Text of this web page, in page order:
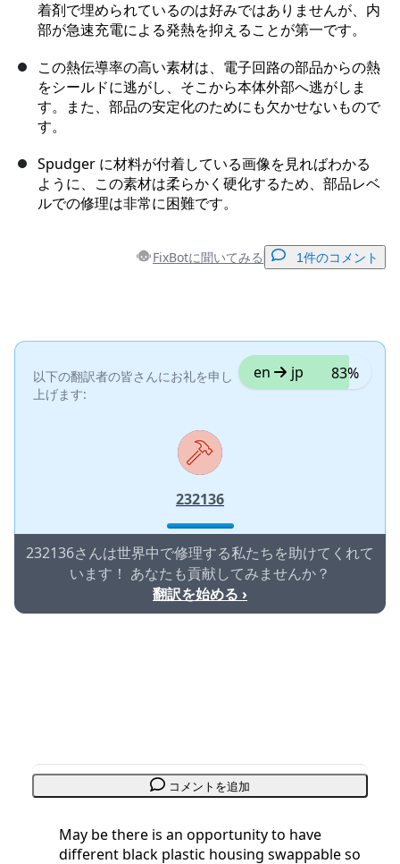
着剤で埋められているのは好みではありませんが、内
部が急速充電による発熱を抑えることが第一です。
この熱伝導率の高い素材は、電子回路の部品からの熱
をシールドに逃がし、そこから本体外部へ逃がしま
す。また、部品の安定化のためにも欠かせないもので
す。
Spudger に材料が付着している画像を見ればわかる
ように、この素材は柔らかく硬化するため、部品レベ
ルでの修理は非常に困難です。
FixBotに聞いてみる 1件のコメント
コメントを追加
キャンセル
以下の翻訳者の皆さんにお礼を申し
上げます:
en jp 83%
232136
232136さんは世界中で修理する私たちを助けてくれて
います！ あなたも貢献してみませんか？
翻訳を始める ›
コメントを追加
May be there is an opportunity to have
different black plastic housing swappable so